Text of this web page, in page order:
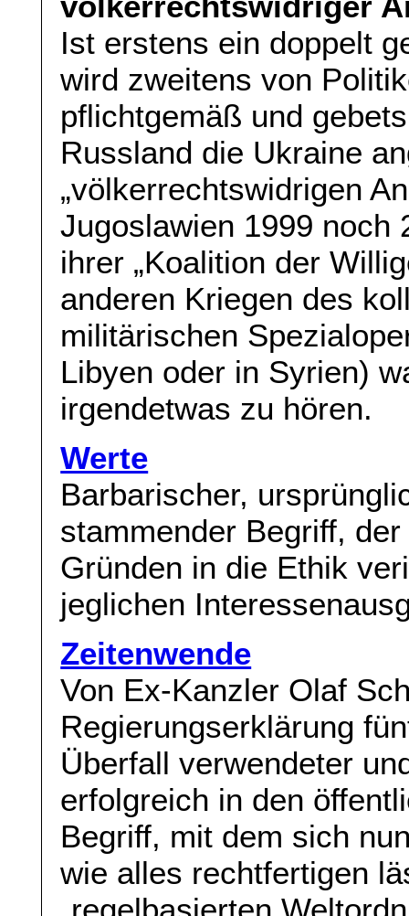
Ist erstens ein doppelt
wird zweitens von
pflichtgemäß und
Russland die Ukraine
„völkerrechtswidrigen
Jugoslawien 1999 noch
ihrer „Koalition der
anderen Kriegen des
militärischen
Libyen oder in Syrien)
irgendetwas zu hören.
Werte
Barbarischer,
stammender Begriff,
Gründen in die Ethik
jeglichen
Zeitenwende
Von Ex-Kanzler Olaf
Regierungserklärung
Überfall verwendeter
erfolgreich in den
Begriff, mit dem sich
wie alles rechtfertigen